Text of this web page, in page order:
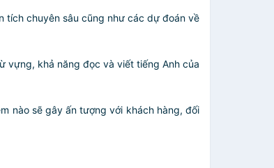
tích chuyên sâu cũng như các dự đoán về
vựng, khả năng đọc và viết tiếng Anh của
nào sẽ gây ấn tượng với khách hàng, đối